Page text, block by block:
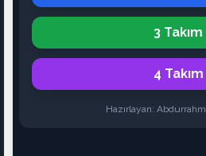
3 Takım
4 Takım
Hazırlayan: